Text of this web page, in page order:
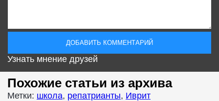
Узнать мнение друзей
Похожие статьи из архива
Метки: школа, репатрианты, Иврит